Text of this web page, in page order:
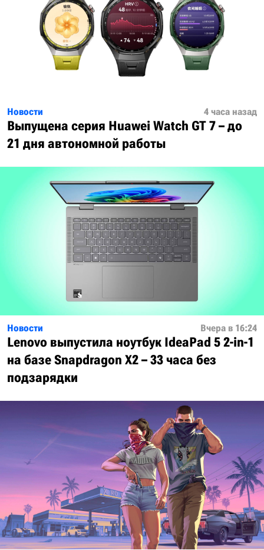
Новости 4 часа назад
Выпущена серия Huawei Watch GT 7 – до
21 дня автономной работы
Новости Вчера в 16:24
Lenovo выпустила ноутбук IdeaPad 5 2-in-1
на базе Snapdragon X2 – 33 часа без
подзарядки